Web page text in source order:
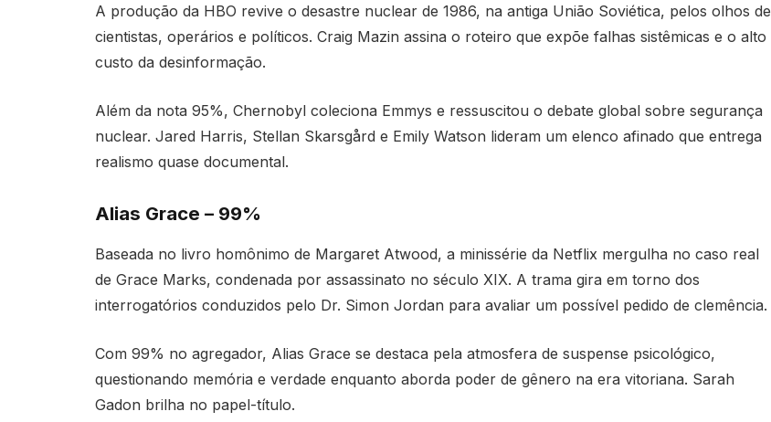
A produção da HBO revive o desastre nuclear de 1986, na antiga União Soviética, pelos olhos de
cientistas, operários e políticos. Craig Mazin assina o roteiro que expõe falhas sistêmicas e o alto
custo da desinformação.
Além da nota 95%, Chernobyl coleciona Emmys e ressuscitou o debate global sobre segurança
nuclear. Jared Harris, Stellan Skarsgård e Emily Watson lideram um elenco afinado que entrega
realismo quase documental.
Alias Grace – 99%
Baseada no livro homônimo de Margaret Atwood, a minissérie da Netflix mergulha no caso real
de Grace Marks, condenada por assassinato no século XIX. A trama gira em torno dos
interrogatórios conduzidos pelo Dr. Simon Jordan para avaliar um possível pedido de clemência.
Com 99% no agregador, Alias Grace se destaca pela atmosfera de suspense psicológico,
questionando memória e verdade enquanto aborda poder de gênero na era vitoriana. Sarah
Gadon brilha no papel-título.